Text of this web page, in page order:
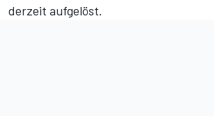
derzeit aufgelöst.